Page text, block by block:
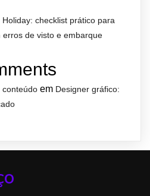
checklist prático para
erros de visto e embarque
conteúdo em Designer gráfico: